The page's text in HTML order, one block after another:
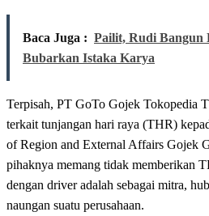
Baca Juga : Pailit, Rudi Bangun
Bubarkan Istaka Karya
Terpisah, PT GoTo Gojek Tokopedia
terkait tunjangan hari raya (THR)
of Region and External Affairs Gojek
pihaknya memang tidak memberikan
dengan driver adalah sebagai mitra,
naungan suatu perusahaan.